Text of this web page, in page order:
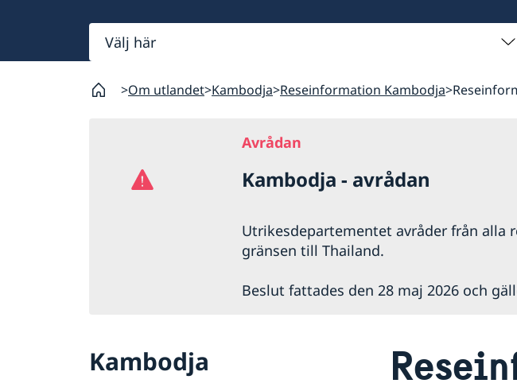
Välj
här
Om utlandet Kambodja Reseinformation Kambodja
Avrådan
Kambodja - avrådan
Utrikesdepartementet avråder från alla
gränsen till Thailand.
Beslut fattades den 28 maj 2026 och
Kambodja